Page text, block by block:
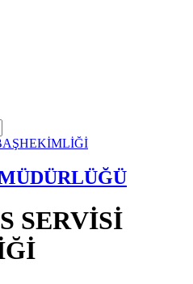
SERVİSİ